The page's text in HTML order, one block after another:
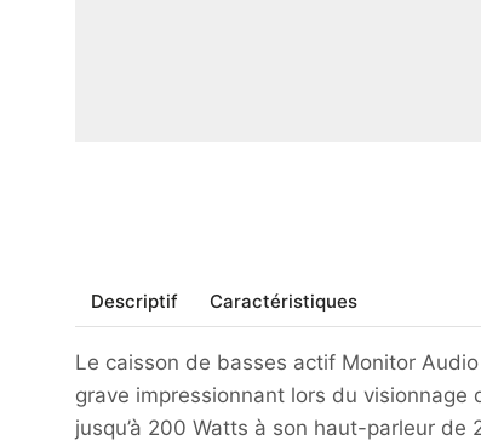
Descriptif Caractéristiques
Le caisson de basses actif Monitor
grave impressionnant lors du
jusqu’à 200 Watts à son haut-parleur